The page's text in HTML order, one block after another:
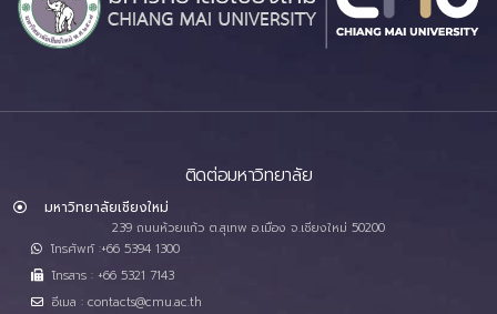
ติดต่อมหาวิทยาลัย
มหาวิทยาลัยเชียงใหม่
239 ถนนห้วยแก้ว ต.สุเทพ อ.เมือง จ.เชียงใหม่ 50200
โทรศัพท์ :+66 5394 1300
โทรสาร : +66 5321 7143
อีเมล : contacts@cmu.ac.th